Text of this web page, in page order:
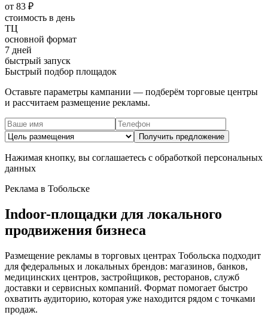
от 83 ₽
стоимость в день
ТЦ
основной формат
7 дней
быстрый запуск
Быстрый подбор площадок
Оставьте параметры кампании — подберём торговые центры
и рассчитаем размещение рекламы.
Получить предложение
Нажимая кнопку, вы соглашаетесь с обработкой персональных
данных
Реклама в Тобольске
Indoor-площадки для локального
продвижения бизнеса
Размещение рекламы в торговых центрах Тобольска подходит
для федеральных и локальных брендов: магазинов, банков,
медицинских центров, застройщиков, ресторанов, служб
доставки и сервисных компаний. Формат помогает быстро
охватить аудиторию, которая уже находится рядом с точками
продаж.